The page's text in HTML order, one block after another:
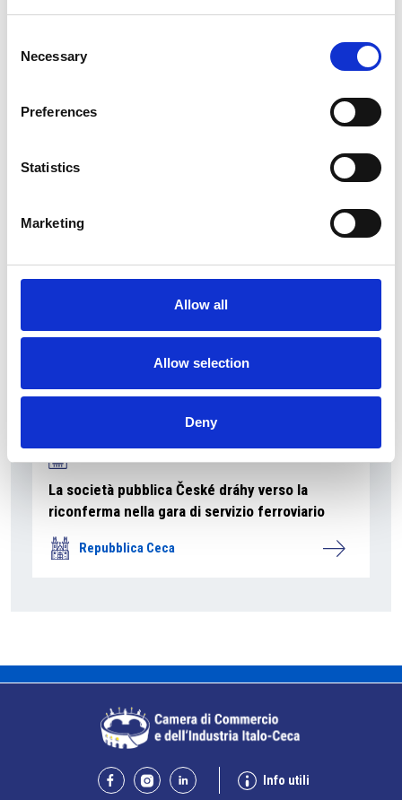
Selection
Necessary
Preferences
Statistics
Marketing
Allow all
Allow selection
Deny
La Škoda avvia la produzione del suo SUV Peaq
La società pubblica České dráhy verso la
riconferma nella gara di servizio ferroviario
Repubblica Ceca
Info utili